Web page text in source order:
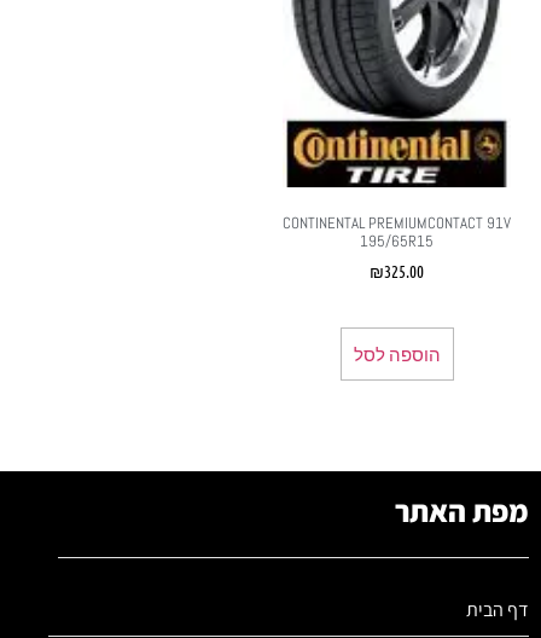
CONTINENTAL PREMIUMCONTACT 91V
195/65R15
₪325.00
הוספה לסל
מפת האתר
דף הבית